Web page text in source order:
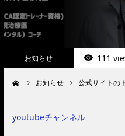
お知らせ 111
お知らせ 公式サイトの
youtubeチャンネル
お知らせ
お問い合わせ